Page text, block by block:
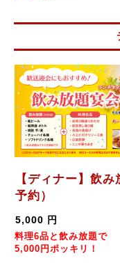
【ディナー】飲
予約）
5,000 円
料理6品と飲み放題で
5,000円ポッキリ！